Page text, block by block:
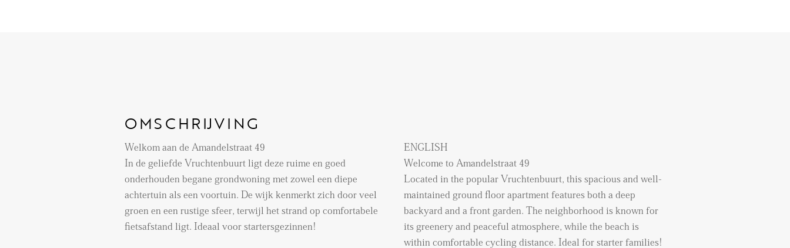
OMSCHRIJVING
Welkom aan de Amandelstraat 49
In de geliefde Vruchtenbuurt ligt deze ruime en goed
onderhouden begane grondwoning met zowel een diepe
achtertuin als een voortuin. De wijk kenmerkt zich door veel
groen en een rustige sfeer, terwijl het strand op comfortabele
fietsafstand ligt. Ideaal voor startersgezinnen!
ENGLISH
Welcome to Amandelstraat 49
Located in the popular Vruchtenbuurt, this spacious and well-
maintained ground floor apartment features both a deep
backyard and a front garden. The neighborhood is known for
its greenery and peaceful atmosphere, while the beach is
within comfortable cycling distance. Ideal for starter families!